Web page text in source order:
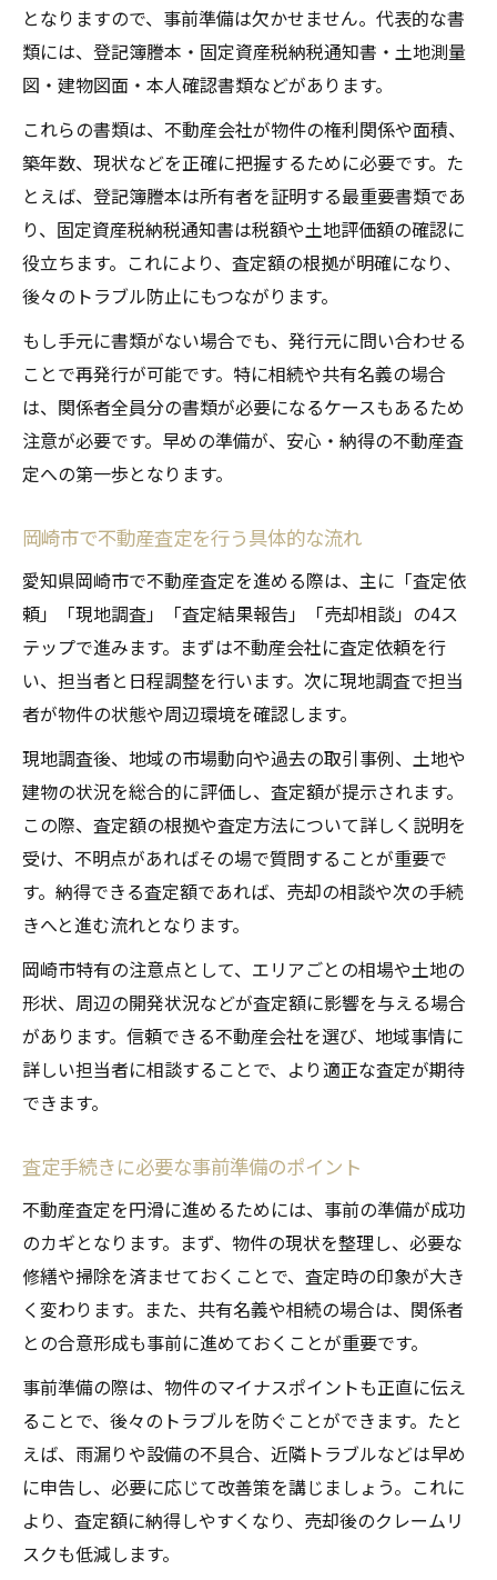
となりますので、事前準備は欠かせません。代表的な書
類には、登記簿謄本・固定資産税納税通知書・土地測量
図・建物図面・本人確認書類などがあります。
これらの書類は、不動産会社が物件の権利関係や面積、
築年数、現状などを正確に把握するために必要です。た
とえば、登記簿謄本は所有者を証明する最重要書類であ
り、固定資産税納税通知書は税額や土地評価額の確認に
役立ちます。これにより、査定額の根拠が明確になり、
後々のトラブル防止にもつながります。
もし手元に書類がない場合でも、発行元に問い合わせる
ことで再発行が可能です。特に相続や共有名義の場合
は、関係者全員分の書類が必要になるケースもあるため
注意が必要です。早めの準備が、安心・納得の不動産査
定への第一歩となります。
岡崎市で不動産査定を行う具体的な流れ
愛知県岡崎市で不動産査定を進める際は、主に「査定依
頼」「現地調査」「査定結果報告」「売却相談」の4ス
テップで進みます。まずは不動産会社に査定依頼を行
い、担当者と日程調整を行います。次に現地調査で担当
者が物件の状態や周辺環境を確認します。
現地調査後、地域の市場動向や過去の取引事例、土地や
建物の状況を総合的に評価し、査定額が提示されます。
この際、査定額の根拠や査定方法について詳しく説明を
受け、不明点があればその場で質問することが重要で
す。納得できる査定額であれば、売却の相談や次の手続
きへと進む流れとなります。
岡崎市特有の注意点として、エリアごとの相場や土地の
形状、周辺の開発状況などが査定額に影響を与える場合
があります。信頼できる不動産会社を選び、地域事情に
詳しい担当者に相談することで、より適正な査定が期待
できます。
査定手続きに必要な事前準備のポイント
不動産査定を円滑に進めるためには、事前の準備が成功
のカギとなります。まず、物件の現状を整理し、必要な
修繕や掃除を済ませておくことで、査定時の印象が大き
く変わります。また、共有名義や相続の場合は、関係者
との合意形成も事前に進めておくことが重要です。
事前準備の際は、物件のマイナスポイントも正直に伝え
ることで、後々のトラブルを防ぐことができます。たと
えば、雨漏りや設備の不具合、近隣トラブルなどは早め
に申告し、必要に応じて改善策を講じましょう。これに
より、査定額に納得しやすくなり、売却後のクレームリ
スクも低減します。